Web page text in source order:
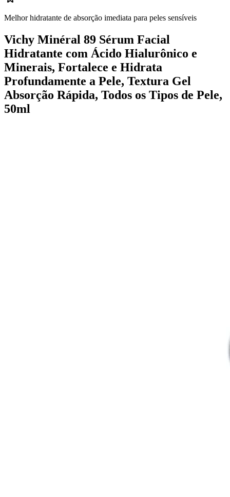
Melhor hidratante de absorção imediata para peles sensíveis
Vichy Minéral 89 Sérum Facial
Hidratante com Ácido Hialurônico e
Minerais, Fortalece e Hidrata
Profundamente a Pele, Textura Gel
Absorção Rápida, Todos os Tipos de Pele,
50ml